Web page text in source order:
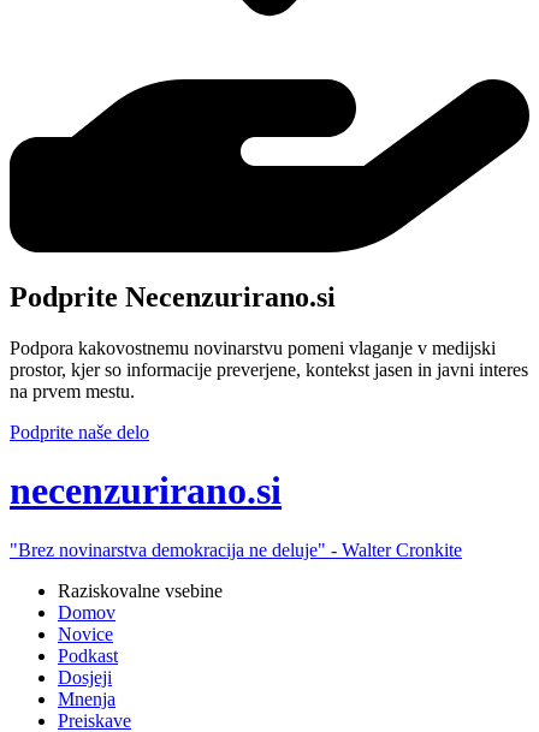
Podprite Necenzurirano.si
Podpora kakovostnemu novinarstvu pomeni vlaganje v medijski
prostor, kjer so informacije preverjene, kontekst jasen in javni interes
na prvem mestu.
Podprite naše delo
necenzurirano.si
"Brez novinarstva demokracija ne deluje" - Walter Cronkite
Raziskovalne vsebine
Domov
Novice
Podkast
Dosjeji
Mnenja
Preiskave